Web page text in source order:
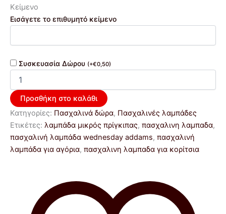
Κείμενο
Εισάγετε το επιθυμητό κείμενο
Συσκευασία Δώρου (+€0,50)
Προσθήκη στο καλάθι
Κατηγορίες: Πασχαλινά δώρα, Πασχαλινές λαμπάδες
Ετικέτες: λαμπάδα μικρός πρίγκιπας, πασχαλινη λαμπαδα,
πασχαλινή λαμπάδα wednesday addams, πασχαλινή
λαμπάδα για αγόρια, πασχαλινη λαμπαδα για κορίτσια